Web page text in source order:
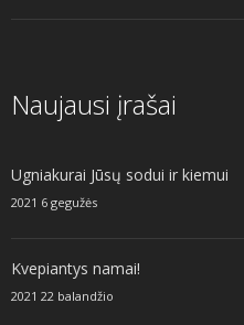
Naujausi įrašai
Ugniakurai Jūsų sodui ir kiemui
2021 6 gegužės
Kvepiantys namai!
2021 22 balandžio